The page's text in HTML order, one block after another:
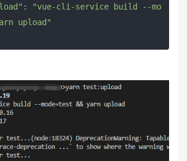
:
"vue-cli-service build --mo
upload"